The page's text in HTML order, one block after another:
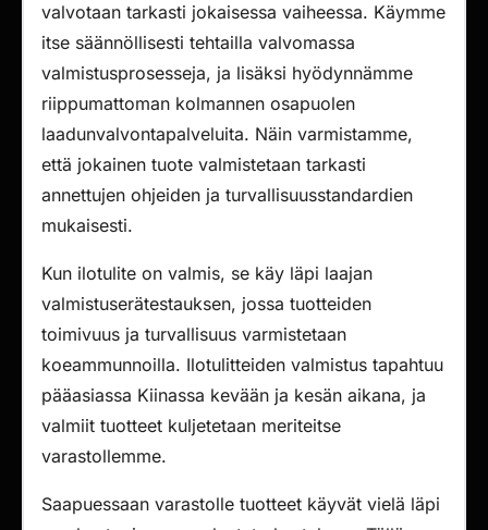
valvotaan tarkasti jokaisessa vaiheessa. Käymme
itse säännöllisesti tehtailla valvomassa
valmistusprosesseja, ja lisäksi hyödynnämme
riippumattoman kolmannen osapuolen
laadunvalvontapalveluita. Näin varmistamme,
että jokainen tuote valmistetaan tarkasti
annettujen ohjeiden ja turvallisuusstandardien
mukaisesti.
Kun ilotulite on valmis, se käy läpi laajan
valmistuserätestauksen, jossa tuotteiden
toimivuus ja turvallisuus varmistetaan
koeammunnoilla. Ilotulitteiden valmistus tapahtuu
pääasiassa Kiinassa kevään ja kesän aikana, ja
valmiit tuotteet kuljetetaan meriteitse
varastollemme.
Saapuessaan varastolle tuotteet käyvät vielä läpi